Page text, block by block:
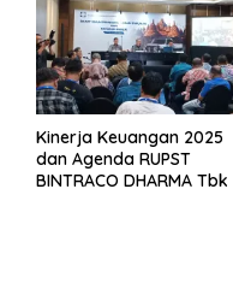
Kinerja Keuangan 2025
dan Agenda RUPST
BINTRACO DHARMA Tbk